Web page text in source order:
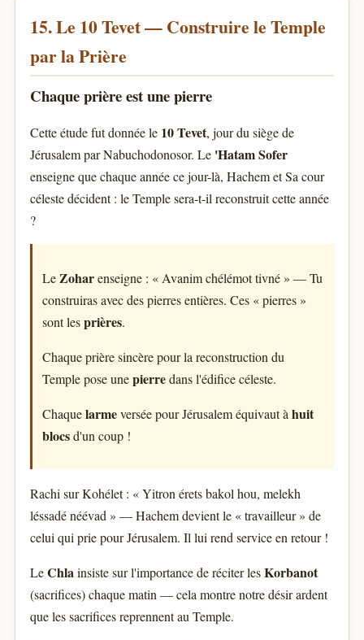
15. Le 10 Tevet — Construire le Temple
par la Prière
Chaque prière est une pierre
Cette étude fut donnée le 10 Tevet, jour du siège de
Jérusalem par Nabuchodonosor. Le 'Hatam Sofer
enseigne que chaque année ce jour-là, Hachem et Sa cour
céleste décident : le Temple sera-t-il reconstruit cette année
?
LeZoharenseigne : « Avanim chélémot tivné » — Tu
construiras avec des pierres entières. Ces « pierres »
sont lesprières.
Chaque prière sincère pour la reconstruction du
Temple pose unepierredans l'édifice céleste.
Chaquelarmeversée pour Jérusalem équivaut à huit
blocsd'un coup !
Rachi sur Kohélet : « Yitron érets bakol hou, melekh
léssadé néévad » — Hachem devient le « travailleur » de
celui qui prie pour Jérusalem. Il lui rend service en retour !
LeChlainsiste sur l'importance de réciter lesKorbanot
(sacrifices) chaque matin — cela montre notre désir ardent
que les sacrifices reprennent au Temple.